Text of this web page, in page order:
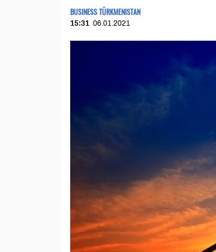
BUSINESS TÜRKMENISTAN
15:31 06.01.2021